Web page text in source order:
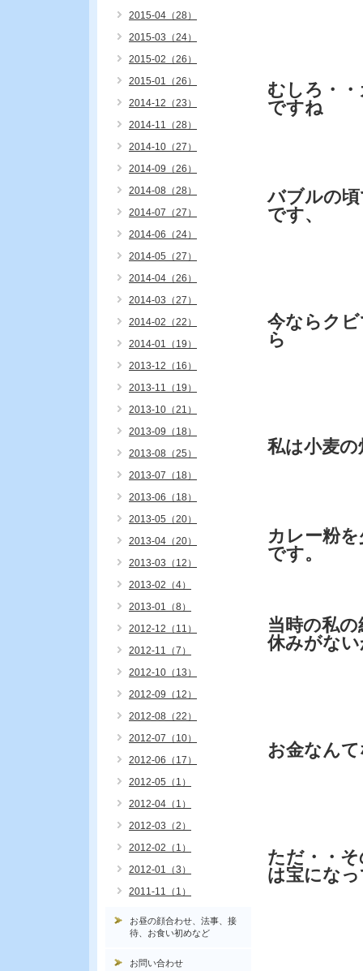
むしろ・
ですね
バブルの
です、
今ならク
ら
私は小麦
カレー粉
です。
当時の私
休みがな
お金なん
ただ・・
は宝にな
2015-04（28）
2015-03（24）
2015-02（26）
2015-01（26）
2014-12（23）
2014-11（28）
2014-10（27）
2014-09（26）
2014-08（28）
2014-07（27）
2014-06（24）
2014-05（27）
2014-04（26）
2014-03（27）
2014-02（22）
2014-01（19）
2013-12（16）
2013-11（19）
2013-10（21）
2013-09（18）
2013-08（25）
2013-07（18）
2013-06（18）
2013-05（20）
2013-04（20）
2013-03（12）
2013-02（4）
2013-01（8）
2012-12（11）
2012-11（7）
2012-10（13）
2012-09（12）
2012-08（22）
2012-07（10）
2012-06（17）
2012-05（1）
2012-04（1）
2012-03（2）
2012-02（1）
2012-01（3）
2011-11（1）
お昼の顔合わせ、法事、接
待、お食い初めなど
お問い合わせ